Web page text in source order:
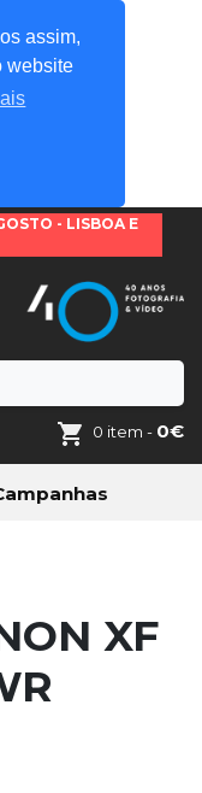
assim,
website
- LISBOA E
0 item - 0€
XF